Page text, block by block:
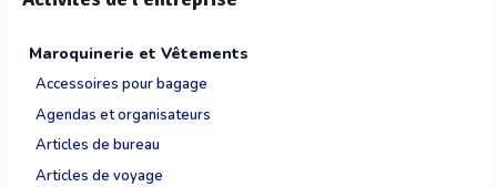
Maroquinerie et Vêtements
Accessoires pour bagage
Agendas et organisateurs
Articles de bureau
Articles de voyage